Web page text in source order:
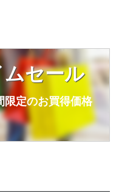
セール
限定のお買得価格